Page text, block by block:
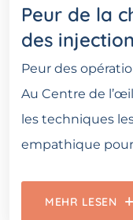
Peur de la
des
Peur des
Au Centre de
les techniques
empathique pour
MEHR LESEN